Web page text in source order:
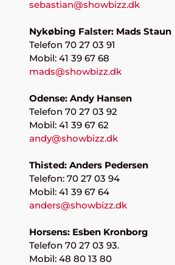
sebastian@showbizz.dk
Nykøbing Falster: Mads Staun
Telefon 70 27 03 91
Mobil: 41 39 67 68
mads@showbizz.dk
Odense: Andy Hansen
Telefon 70 27 03 92
Mobil: 41 39 67 62
andy@showbizz.dk
Thisted: Anders Pedersen
Telefon: 70 27 03 94
Mobil: 41 39 67 64
anders@showbizz.dk
Horsens: Esben Kronborg
Telefon 70 27 03 93.
Mobil: 48 80 13 80